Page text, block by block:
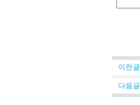
이전글
다음글